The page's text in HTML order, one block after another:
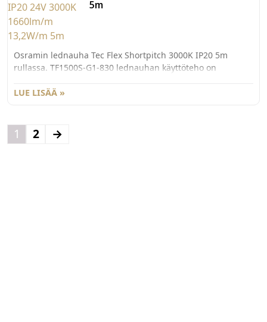
5m
Osramin lednauha Tec Flex Shortpitch 3000K IP20 5m
rullassa. TF1500S-G1-830 lednauhan käyttöteho on
lämmin valkoinen 3000K, Valoteho on 1660lm/m, 126lm/W.
toisessa päässä on syöttöjohdot valmiina. Värintoistoindeksi
CRI>80. Käyttöjännite 24Vdc. Mitat 1,5x8mm.
LUE LISÄÄ »
1 2 →